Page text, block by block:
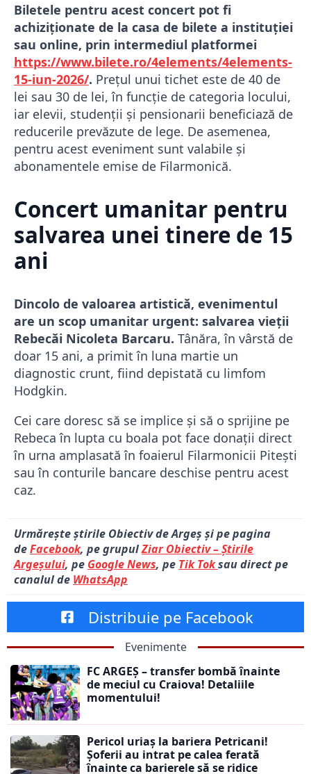
Biletele pentru acest concert pot fi
achiziționate de la casa de bilete a instituției
sau online, prin intermediul platformei
https://www.bilete.ro/4elements/4elements-
15-iun-2026/. Prețul unui tichet este de 40 de
lei sau 30 de lei, în funcție de categoria locului,
iar elevii, studenții și pensionarii beneficiază de
reducerile prevăzute de lege. De asemenea,
pentru acest eveniment sunt valabile și
abonamentele emise de Filarmonică.
Concert umanitar pentru
salvarea unei tinere de 15
ani
Dincolo de valoarea artistică, evenimentul
are un scop umanitar urgent: salvarea vieții
Rebecăi Nicoleta Barcaru. Tânăra, în vârstă de
doar 15 ani, a primit în luna martie un
diagnostic crunt, fiind depistată cu limfom
Hodgkin.
Cei care doresc să se implice și să o sprijine pe
Rebeca în lupta cu boala pot face donații direct
în urna amplasată în foaierul Filarmonicii Pitești
sau în conturile bancare deschise pentru acest
caz.
Urmărește știrile Obiectiv de Argeș și pe pagina
deFacebook, pe grupulZiar Obiectiv – Știrile
Argeșului, pe Google News, pe Tik Toksau direct pe
canalul de WhatsApp
Distribuie pe Facebook
Evenimente
FC ARGEȘ – transfer bombă înainte
de meciul cu Craiova! Detaliile
momentului!
Pericol uriaș la bariera Petricani!
Șoferii au intrat pe calea ferată
înainte ca barierele să se ridice